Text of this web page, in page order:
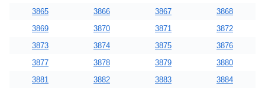
3865
3866 3867
3868
3869
3870 3871
3872
3873
3874 3875
3876
3877
3878 3879
3880
3881
3882 3883
3884